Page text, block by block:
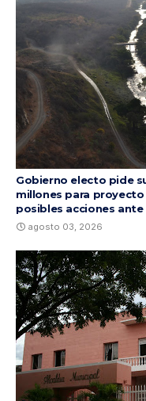
Gobierno electo pide
millones para proyecto
posibles acciones
agosto 03, 2026